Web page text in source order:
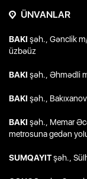
ÜNVANLAR
BAKI şəh., Gənclik
üzbəüz
BAKI şəh., Əhmədli
BAKI şəh.,
BAKI şəh., Memar
metrosuna gedən
SUMQAYITşəh.,